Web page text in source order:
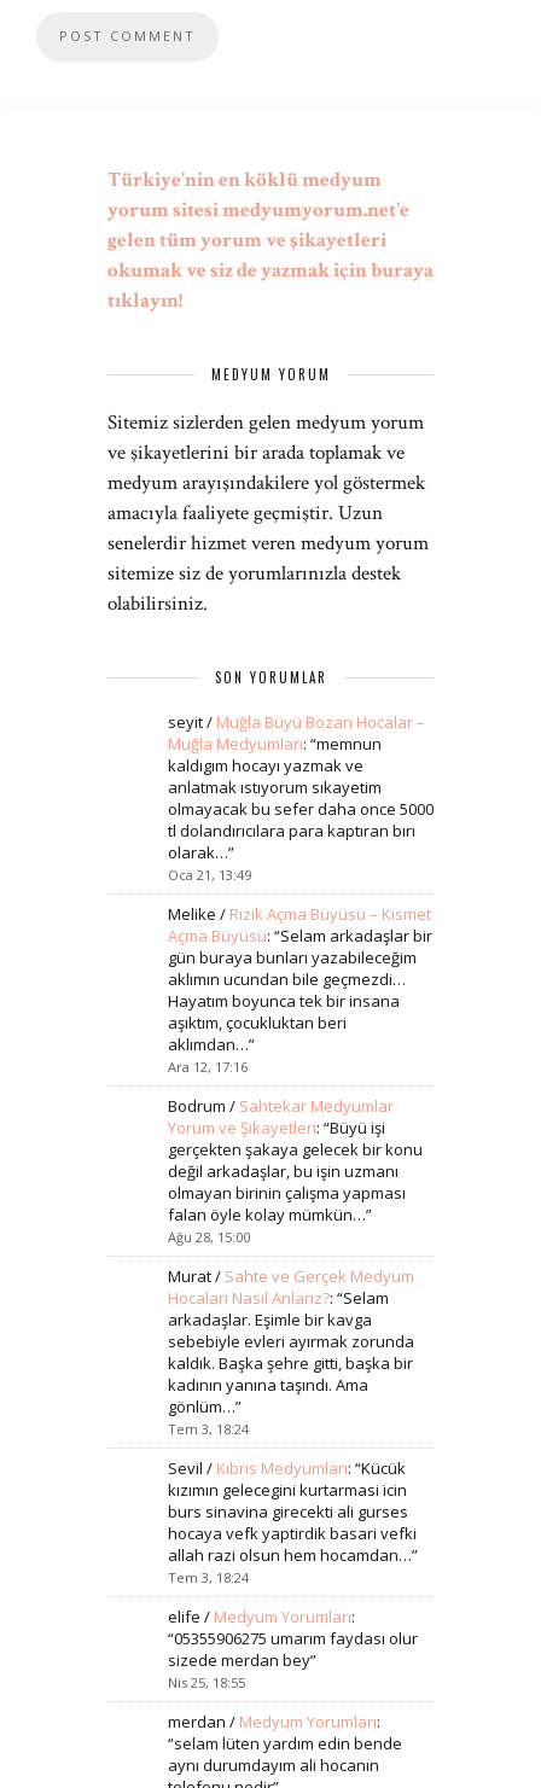
Türkiye'nin en köklü medyum
yorum sitesi medyumyorum.net'e
gelen tüm yorum ve şikayetleri
okumak ve siz de yazmak için buraya
tıklayın!
MEDYUM YORUM
Sitemiz sizlerden gelen medyum yorum
ve şikayetlerini bir arada toplamak ve
medyum arayışındakilere yol göstermek
amacıyla faaliyete geçmiştir. Uzun
senelerdir hizmet veren medyum yorum
sitemize siz de yorumlarınızla destek
olabilirsiniz.
SON YORUMLAR
seyit/ Muğla Büyü Bozan Hocalar –
Muğla Medyumları: “memnun
kaldıgım hocayı yazmak ve
anlatmak ıstıyorum sıkayetim
olmayacak bu sefer daha once 5000
tl dolandırıcılara para kaptıran bırı
olarak…”
Oca 21, 13:49
Melike / Rızık Açma Büyüsü – Kısmet
Açma Büyüsü: “Selam arkadaşlar bir
gün buraya bunları yazabileceğim
aklımın ucundan bile geçmezdi…
Hayatım boyunca tek bir insana
aşıktım, çocukluktan beri
aklımdan…”
Ara 12, 17:16
Bodrum / Sahtekar Medyumlar
Yorum ve Şikayetleri: “Büyü işi
gerçekten şakaya gelecek bir konu
değil arkadaşlar, bu işin uzmanı
olmayan birinin çalışma yapması
falan öyle kolay mümkün…”
Ağu 28, 15:00
Murat/ Sahte ve Gerçek Medyum
Hocaları Nasıl Anlarız?: “Selam
arkadaşlar. Eşimle bir kavga
sebebiyle evleri ayırmak zorunda
kaldık. Başka şehre gitti, başka bir
kadının yanına taşındı. Ama
gönlüm…”
Tem 3, 18:24
Sevil / Kıbrıs Medyumları: “Kücük
kızımın gelecegini kurtarmasi icin
burs sinavina girecekti ali gurses
hocaya vefk yaptirdik basari vefki
allah razi olsun hem hocamdan…”
Tem 3, 18:24
elife / Medyum Yorumları:
“05355906275 umarım faydası olur
sizede merdan bey”
Nis 25, 18:55
merdan / Medyum Yorumları:
“selam lüten yardım edin bende
aynı durumdayım ali hocanın